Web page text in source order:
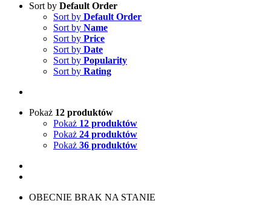
Sort by Default Order
Sort by Default Order
Sort by Name
Sort by Price
Sort by Date
Sort by Popularity
Sort by Rating
Pokaż 12 produktów
Pokaż 12 produktów
Pokaż 24 produktów
Pokaż 36 produktów
OBECNIE BRAK NA STANIE